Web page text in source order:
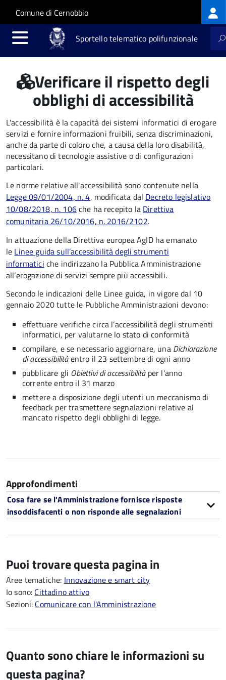
Salta al contenuto principale
Skip to site navigation
Comune di Cernobbio
Sportello telematico polifunzionale
Verificare il rispetto degli
obblighi di accessibilità
L'accessibilità è la capacità dei sistemi informatici di erogare
servizi e fornire informazioni fruibili, senza discriminazioni,
anche da parte di coloro che, a causa della loro disabilità,
necessitano di tecnologie assistive o di configurazioni
particolari.
Le norme relative all'accessibilità sono contenute nella
Legge 09/01/2004, n. 4, modificata dal Decreto legislativo
10/08/2018, n. 106che ha recepito la Direttiva
comunitaria 26/10/2016, n. 2016/2102.
In attuazione della Direttiva europea AgID ha emanato
le Linee guida sull’accessibilità degli strumenti
informatici che indirizzano la Pubblica Amministrazione
all’erogazione di servizi sempre più accessibili.
Secondo le indicazioni delle Linee guida, in vigore dal 10
gennaio 2020 tutte le Pubbliche Amministrazioni devono:
effettuare verifiche circa l’accessibilità degli strumenti
informatici, per valutarne lo stato di conformità
compilare, e se necessario aggiornare, una Dichiarazione
di accessibilitàentro il 23 settembre di ogni anno
pubblicare gli Obiettivi di accessibilitàper l'anno
corrente entro il 31 marzo
mettere a disposizione degli utenti un meccanismo di
feedback per trasmettere segnalazioni relative al
mancato rispetto degli obblighi di legge.
Approfondimenti
Cosa fare se l'Amministrazione fornisce risposte
insoddisfacenti o non risponde alle segnalazioni
Puoi trovare questa pagina in
Aree tematiche: Innovazione e smart city
Io sono: Cittadino attivo
Sezioni: Comunicare con l'Amministrazione
Quanto sono chiare le informazioni su
questa pagina?